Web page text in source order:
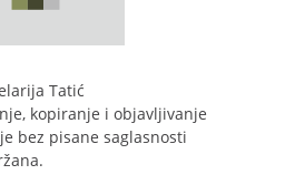
Tatić
kopiranje i objavljivanje
bez pisane saglasnosti